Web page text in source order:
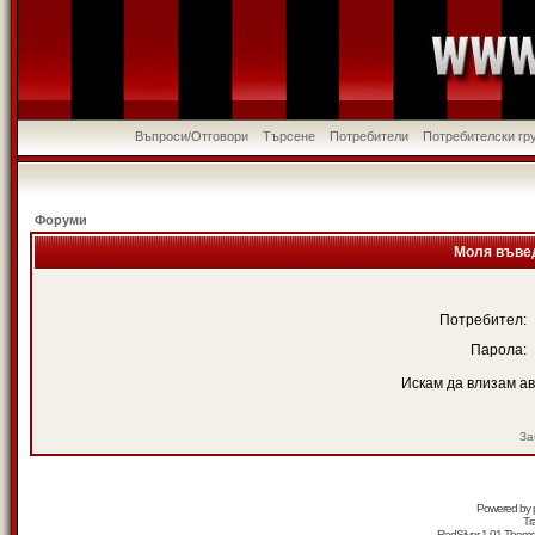
Въпроси/Отговори Търсене Потребители Потребителски
Форуми
Моля
Потребител:
Парола:
Искам да влизам
Powered by